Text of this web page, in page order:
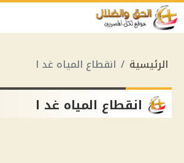
الرئيسية انقطاع المياه غد ا
انقطاع المياه غد ا